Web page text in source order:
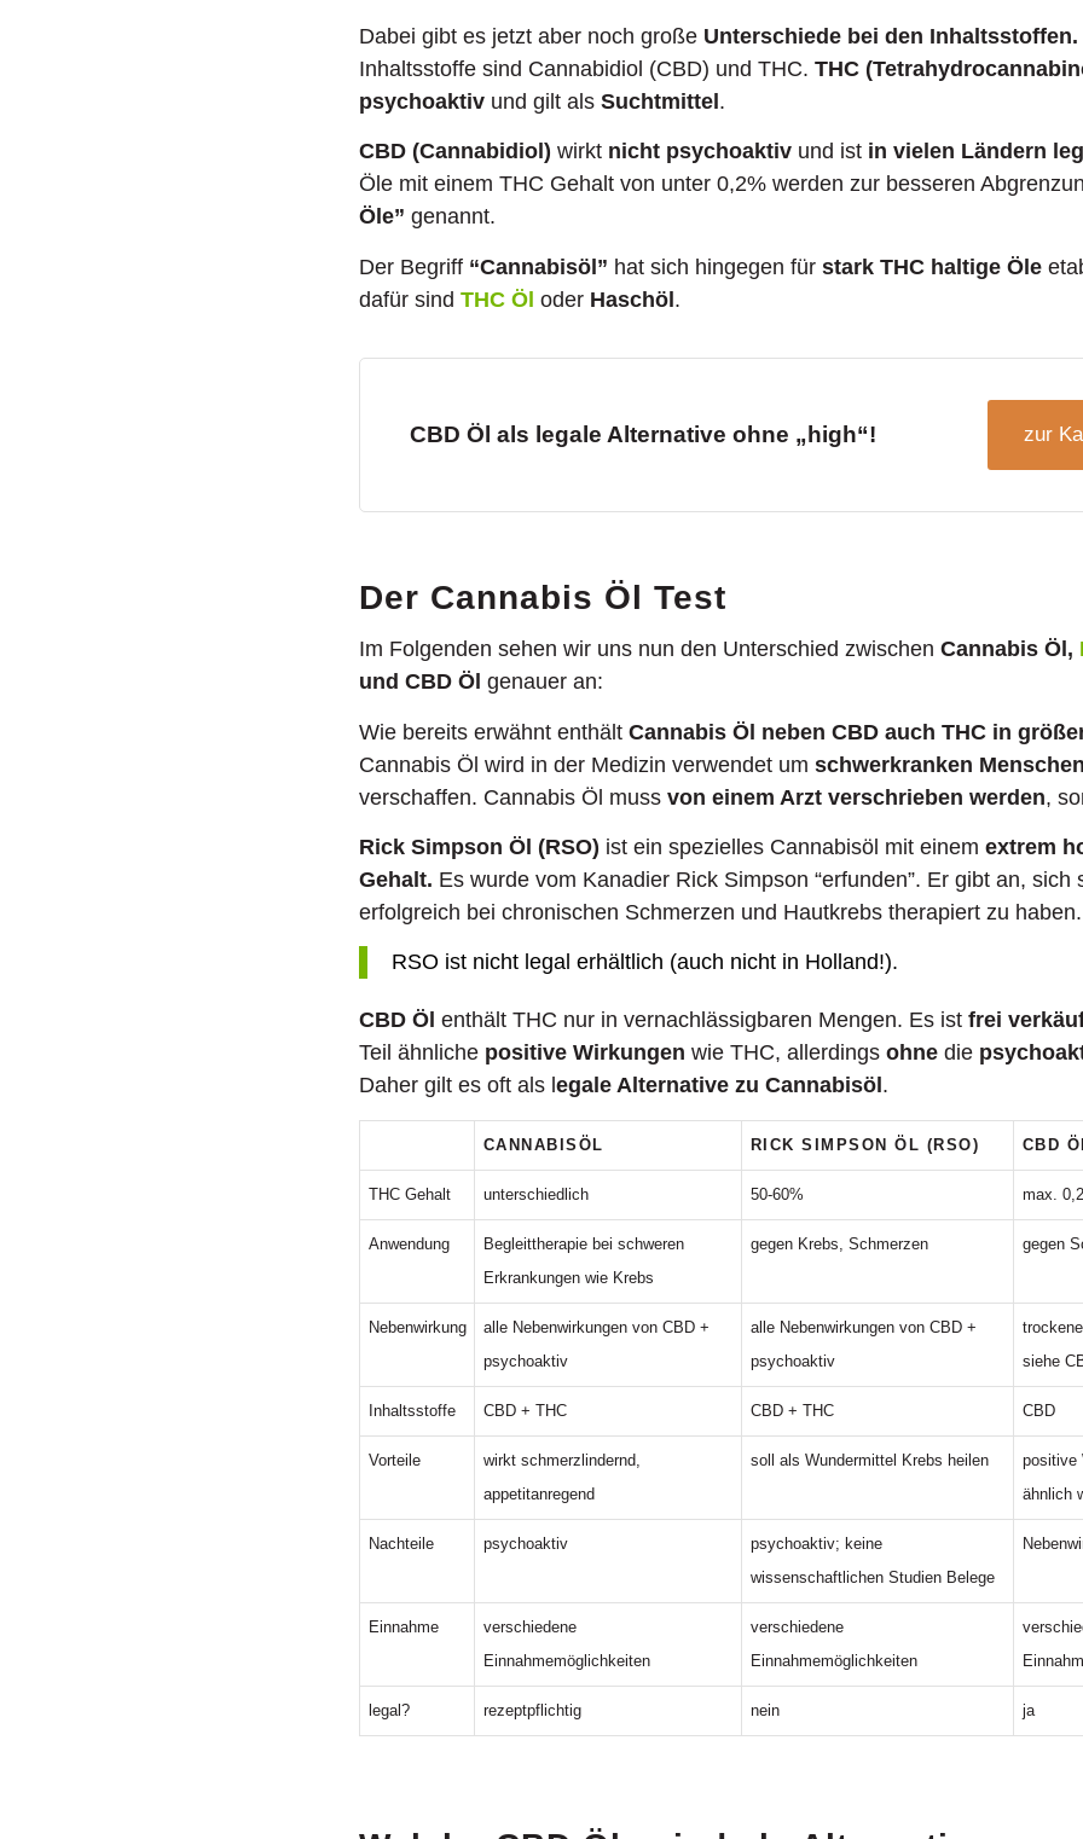
Dabei gibt es jetzt aber noch große Unterschiede bei den Inhaltsstoffen.
Inhaltsstoffe sind Cannabidiol (CBD) und THC. THC
psychoaktiv und gilt als Suchtmittel.
CBD (Cannabidiol) wirkt nicht psychoaktiv und ist in vielen Ländern
Öle mit einem THC Gehalt von unter 0,2% werden zur besseren
Öle” genannt.
Der Begriff “Cannabisöl” hat sich hingegen für stark THC haltige Öle
dafür sind THC Öl oder Haschöl.
CBD Öl als legale Alternative ohne „high“! zur
Der Cannabis Öl Test
Im Folgenden sehen wir uns nun den Unterschied zwischen Cannabis Öl,
und CBD Öl genauer an:
Wie bereits erwähnt enthält Cannabis Öl neben CBD auch THC in
Cannabis Öl wird in der Medizin verwendet um schwerkranken
verschaffen. Cannabis Öl muss von einem Arzt verschrieben werden,
Rick Simpson Öl (RSO) ist ein spezielles Cannabisöl mit einem extrem
Gehalt. Es wurde vom Kanadier Rick Simpson “erfunden”. Er gibt an, sich
erfolgreich bei chronischen Schmerzen und Hautkrebs therapiert zu haben.
RSO ist nicht legal erhältlich (auch nicht in Holland!).
CBD Öl enthält THC nur in vernachlässigbaren Mengen. Es ist frei
Teil ähnliche positive Wirkungen wie THC, allerdings ohne die
Daher gilt es oft als l egale Alternative zu Cannabisöl .
CANNABISÖL RICK SIMPSON ÖL (RSO) CBD
THC Gehalt unterschiedlich 50-60% max.
Anwendung
Begleittherapie bei schweren
Erkrankungen wie Krebs
gegen Krebs, Schmerzen gegen
Nebenwirkung
alle Nebenwirkungen von CBD +
psychoaktiv
alle Nebenwirkungen von CBD +
psychoaktiv
siehe
Inhaltsstoffe CBD + THC CBD + THC CBD
Vorteile
wirkt schmerzlindernd,
appetitanregend
soll als Wundermittel Krebs heilen
positive
ähnlich
Nachteile psychoaktiv
psychoaktiv; keine
wissenschaftlichen Studien Belege
Einnahme
verschiedene
Einnahmemöglichkeiten
verschiedene
Einnahmemöglichkeiten
legal? rezeptpflichtig nein ja